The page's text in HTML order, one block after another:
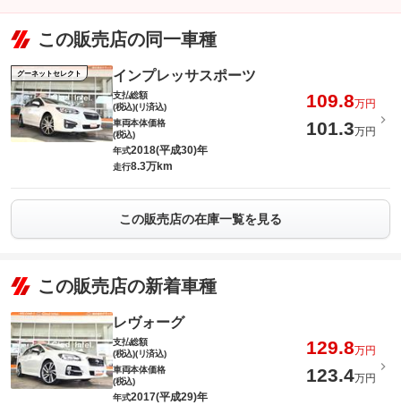
この販売店の同一車種
グーネットセレクト インプレッサスポーツ
支払総額
(税込)(リ済込)
109.8万円
車両本体価格
(税込)
101.3万円
年式2018(平成30)年
走行8.3万km
この販売店の在庫一覧を見る
この販売店の新着車種
レヴォーグ
支払総額
(税込)(リ済込)
129.8万円
車両本体価格
(税込)
123.4万円
年式2017(平成29)年